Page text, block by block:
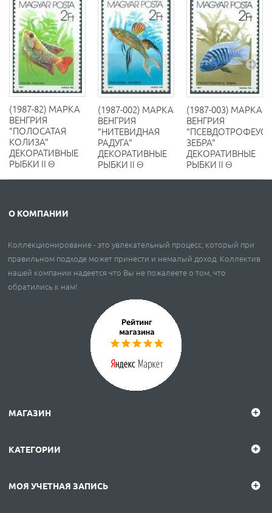
(1987-82) МАРКА
ВЕНГРИЯ
"ПОЛОСАТАЯ
КОЛИЗА"
ДЕКОРАТИВНЫЕ
РЫБКИ II Θ
(1987-002) МАРКА
ВЕНГРИЯ
"НИТЕВИДНАЯ
РАДУГА"
ДЕКОРАТИВНЫЕ
РЫБКИ II Θ
(1987-003) МАРКА
ВЕНГРИЯ
"ПСЕВДОТРОФЕУС-
ЗЕБРА"
ДЕКОРАТИВНЫЕ
РЫБКИ II Θ
О КОМПАНИИ
Коллекционирование - это увлекательный процесс, который при
правильном подходе может принести и немалый доход. Коллектив
нашей компании надеется что Вы не пожалеете о том, что
обратились к нам!
МАГАЗИН
КАТЕГОРИИ
МОЯ УЧЕТНАЯ ЗАПИСЬ